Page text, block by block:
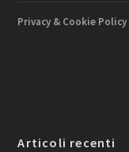
Privacy & Cookie Policy
Articoli recenti